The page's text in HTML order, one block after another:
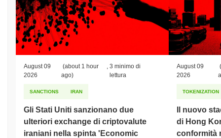
August 09
2026
(about 1 hour
ago)
3 minimo di
lettura
SANCTIONS IRAN
Gli Stati Uniti sanzionano due
ulteriori exchange di criptovalute
iraniani nella spinta 'Economic
August 09
2026
TOKENIZATION
Il nuovo
di Hong
conformità